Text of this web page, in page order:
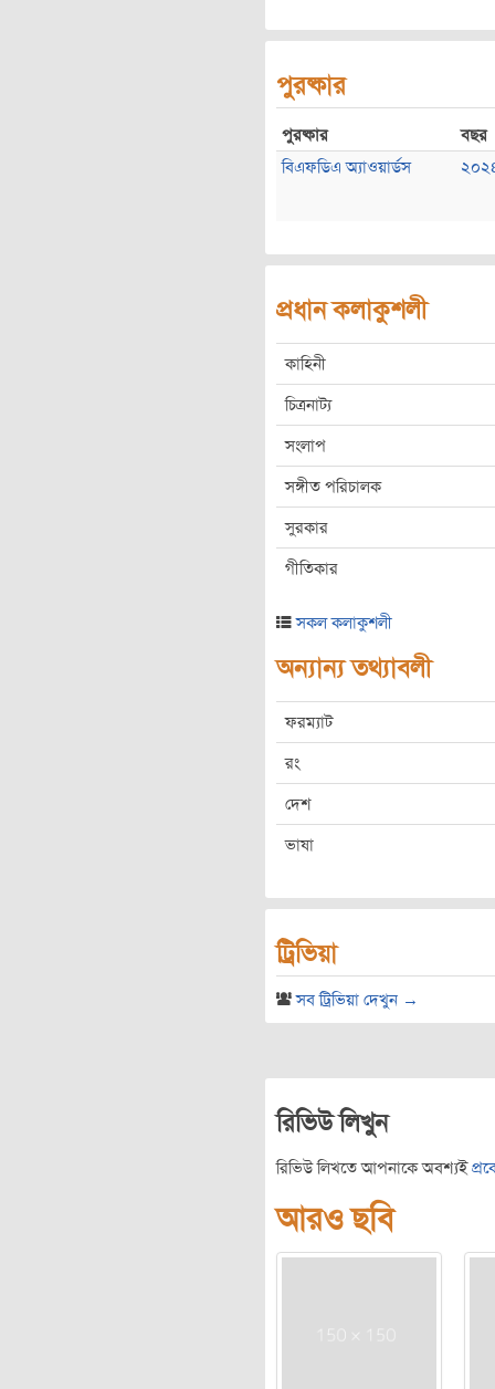
পুরষ্কার
পুরষ্কার
বছর
বিএফডিএ অ্যাওয়ার্ডস
প্রধান কলাকুশলী
কাহিনী
চিত্রনাট্য
সংলাপ
সঙ্গীত পরিচালক
সুরকার
গীতিকার
সকল কলাকুশলী
অন্যান্য তথ্যাবলী
ফরম্যাট
রং
দেশ
ভাষা
ট্রিভিয়া
সব ট্রিভিয়া দেখুন →
রিভিউ লিখুন
রিভিউ লিখতে আপনাকে অবশ্যই
আরও ছবি